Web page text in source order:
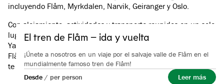
incluyendo Flåm, Myrkdalen, Narvik, Geiranger y Oslo.
Con alojamiento, actividades y transporte reunidos en un solo
lugar, hacemos que planificar y disfrutar de tu viaje sea fácil.
Ya sea que navegues por fiordos, recorras el icónico Tren de
Flåm o explores Noruega en invierno o verano, Norway’s best
te ayuda a vivir más experiencias, con menos complicaciones.
El tren de Flåm – ida y vuelta
¡Únete a nosotros en un viaje por el salvaje valle de Flåm en el
mundialmente famoso tren de Flåm!
Desde / per person Leer más